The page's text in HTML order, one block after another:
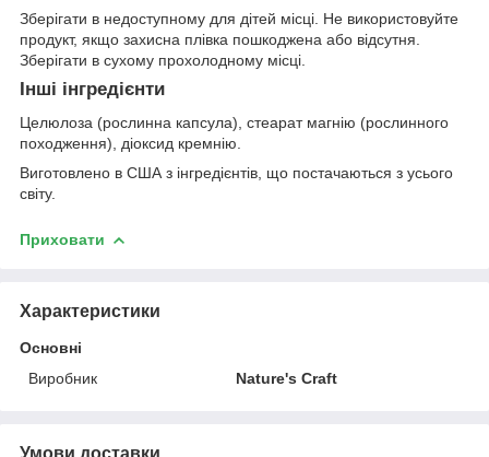
Зберігати в недоступному для дітей місці. Не використовуйте
продукт, якщо захисна плівка пошкоджена або відсутня.
Зберігати в сухому прохолодному місці.
Інші інгредієнти
Целюлоза (рослинна капсула), стеарат магнію (рослинного
походження), діоксид кремнію.
Виготовлено в США з інгредієнтів, що постачаються з усього
світу.
Приховати
Характеристики
Основні
Виробник
Nature's Craft
Умови доставки